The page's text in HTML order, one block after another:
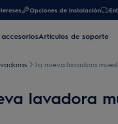
Opciones de instalación
Artículos de soporte
La nueva lavadora
lavadora